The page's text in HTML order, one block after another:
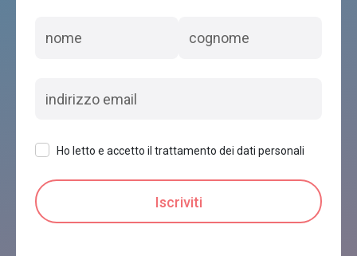
Ho letto e accetto il trattamento dei dati personali